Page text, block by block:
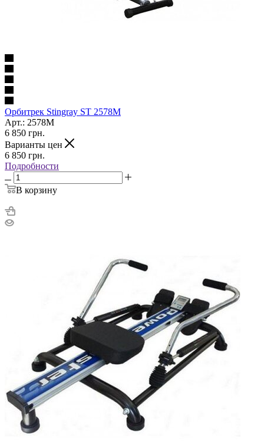
Орбитрек Stingray ST 2578M
Арт.: 2578M
6 850 грн.
Варианты цен
6 850 грн.
Подробности
В корзину